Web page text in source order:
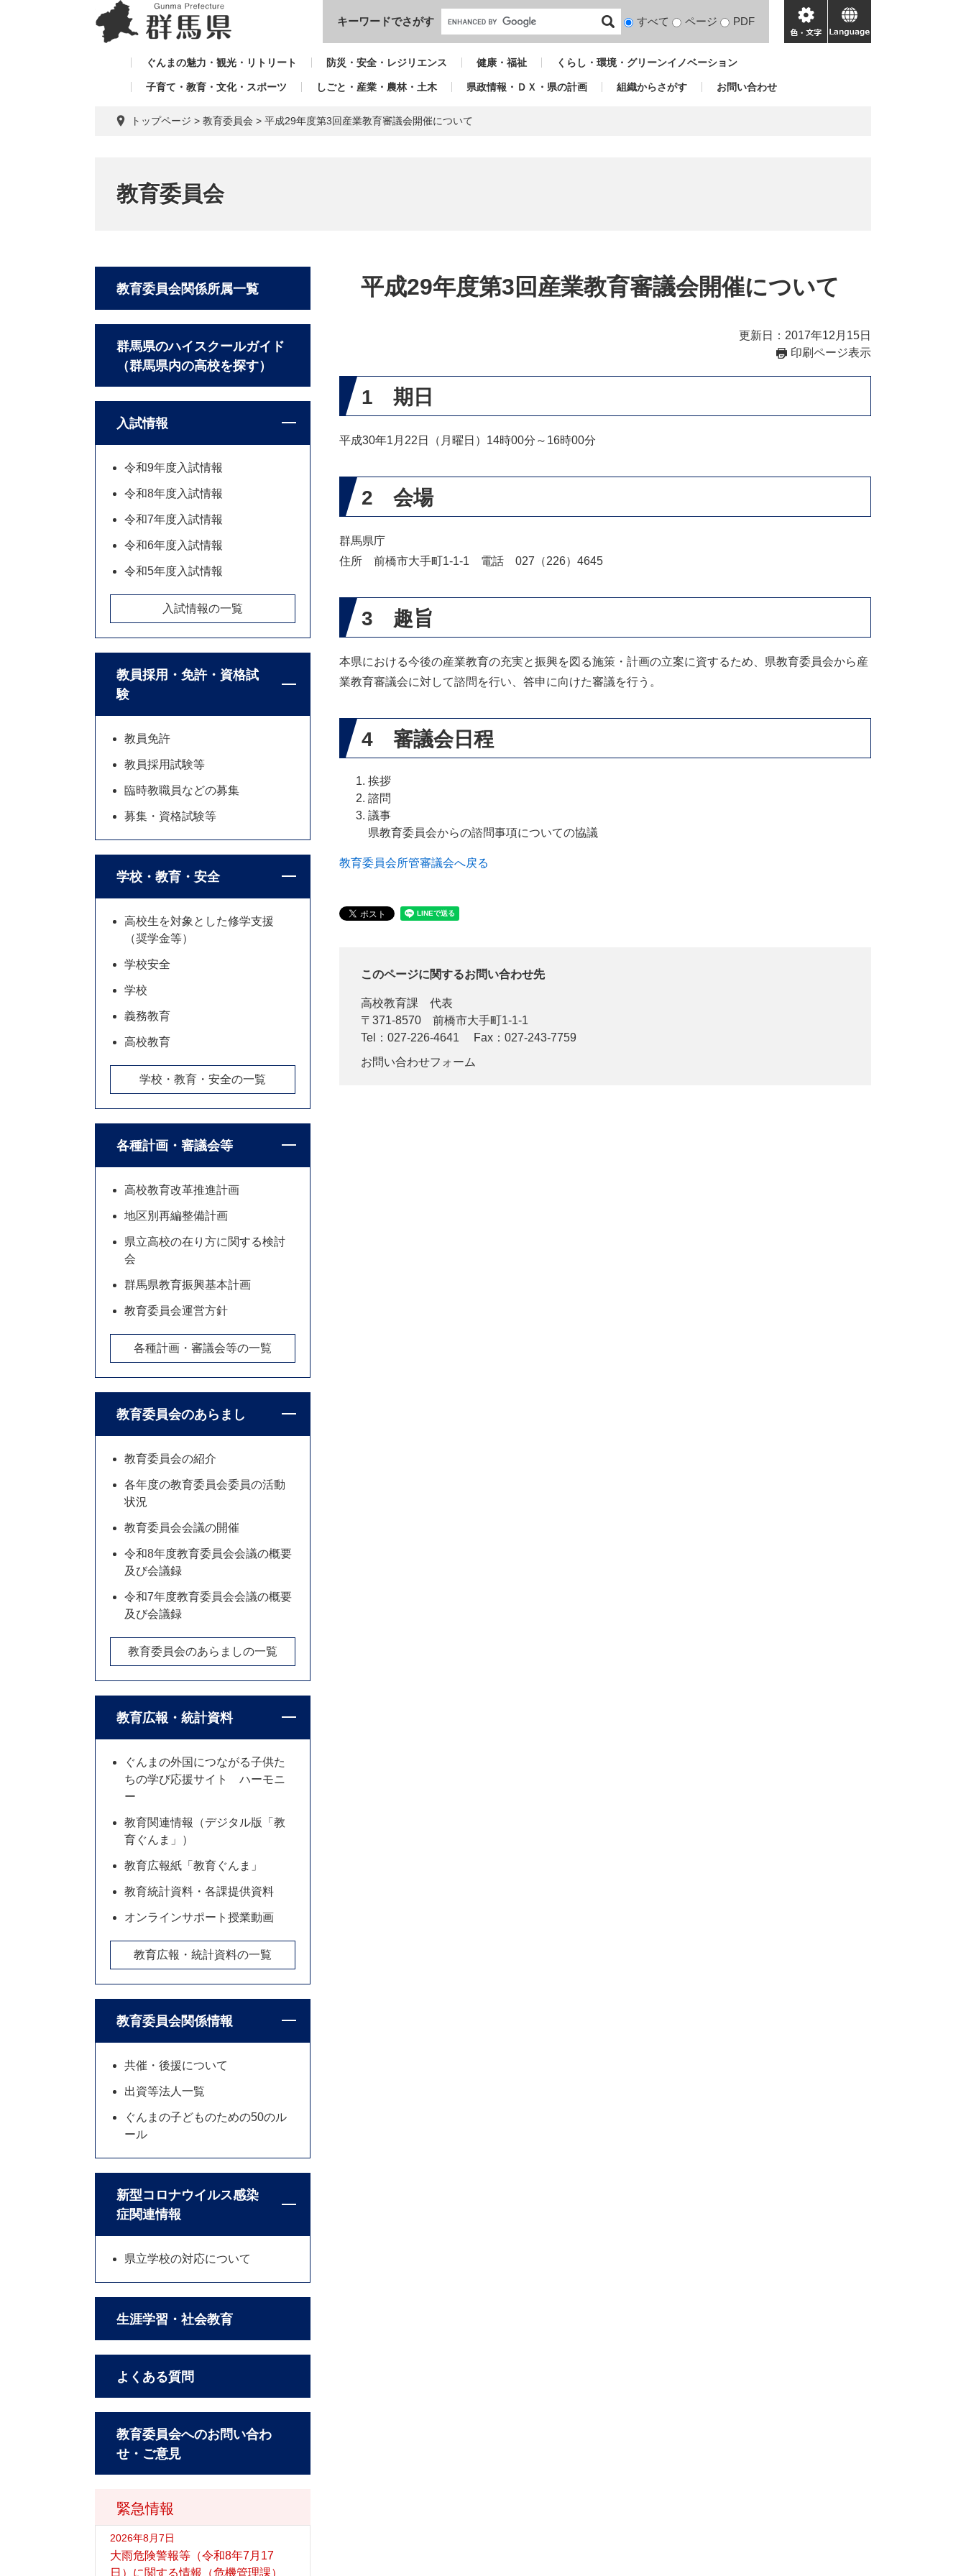
本文へ
キーワードでさがす
検
対
すべて ページ PDF
色・
文
language
ぐんまの魅力・観光・リトリート 防災・安全・レジリエンス 健康・福祉 くらし・環境・グリーンイノベーション
子育て・教育・文化・スポーツ しごと・産業・農林・土木 県政情報・ＤＸ・県の計画 組織からさがす お問い合わせ
トップページ > 教育委員会 > 平成29年度第3回産業教育審議会開催について
教育委員会
平成29年度第3回産業教育審議会開催について
更新日：2017年12月15日
印刷ページ表示
1 期日
平成30年1月22日（月曜日）14時00分～16時00分
2 会場
群馬県庁
住所 前橋市大手町1-1-1 電話 027（226）4645
3 趣旨
本県における今後の産業教育の充実と振興を図る施策・計画の立案に資するため、県教育委員会から産
業教育審議会に対して諮問を行い、答申に向けた審議を行う。
4 審議会日程
挨拶
諮問
議事
県教育委員会からの諮問事項についての協議
教育委員会所管審議会へ戻る
このページに関するお問い合わせ先
高校教育課
代表
〒371-8570
前橋市大手町1-1-1
Tel：027-226-4641
Fax：027-243-7759
お問い合わせフォーム
緊急情報
2026年8月7日
大雨危険警報等（令和8年7月17
日）に関する情報（危機管理課）
教育委員会関係所属一覧
群馬県のハイスクールガイド
（群馬県内の高校を探す）
入試情報
令和9年度入試情報
令和8年度入試情報
令和7年度入試情報
令和6年度入試情報
令和5年度入試情報
入試情報の一覧
教員採用・免許・資格試
験
教員免許
教員採用試験等
臨時教職員などの募集
募集・資格試験等
学校・教育・安全
高校生を対象とした修学支援
（奨学金等）
学校安全
学校
義務教育
高校教育
学校・教育・安全の一覧
各種計画・審議会等
高校教育改革推進計画
地区別再編整備計画
県立高校の在り方に関する検討
会
群馬県教育振興基本計画
教育委員会運営方針
各種計画・審議会等の一覧
教育委員会のあらまし
教育委員会の紹介
各年度の教育委員会委員の活動
状況
教育委員会会議の開催
令和8年度教育委員会会議の概要
及び会議録
令和7年度教育委員会会議の概要
及び会議録
教育委員会のあらましの一覧
教育広報・統計資料
ぐんまの外国につながる子供た
ちの学び応援サイト ハーモニ
ー
教育関連情報（デジタル版「教
育ぐんま」）
教育広報紙「教育ぐんま」
教育統計資料・各課提供資料
オンラインサポート授業動画
教育広報・統計資料の一覧
教育委員会関係情報
共催・後援について
出資等法人一覧
ぐんまの子どものための50のル
ール
新型コロナウイルス感染
症関連情報
県立学校の対応について
生涯学習・社会教育
よくある質問
教育委員会へのお問い合わ
せ・ご意見